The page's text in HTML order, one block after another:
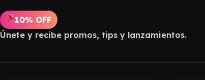
10% OFF
Únete y recibe promos, tips y lanzamientos.